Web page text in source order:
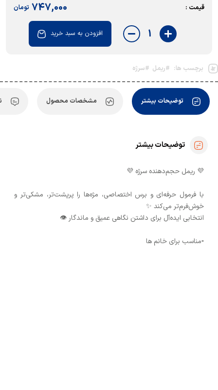
قیمت : 747,000 تومان
1 افزودن به سبد خرید
برچسب ها: #ریمل #سرژه
توضیحات بیشتر مشخصات محصول
توضیحات بیشتر
💜 ریمل حجم‌دهنده سرژه 💜
با فرمول حرفه‌ای و برس اختصاصی، مژه‌ها را پرپشت‌تر، مشکی‌تر و
خوش‌فرم‌تر می‌کند ✨
انتخابی ایده‌آل برای داشتن نگاهی عمیق و ماندگار 👁️
▫️مناسب برای خانم ها